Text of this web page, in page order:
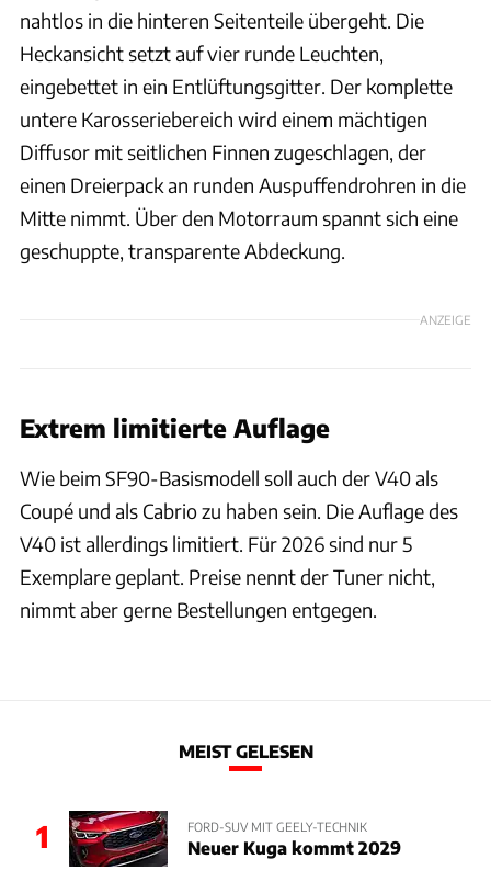
nahtlos in die hinteren Seitenteile übergeht. Die
Heckansicht setzt auf vier runde Leuchten,
eingebettet in ein Entlüftungsgitter. Der komplette
untere Karosseriebereich wird einem mächtigen
Diffusor mit seitlichen Finnen zugeschlagen, der
einen Dreierpack an runden Auspuffendrohren in die
Mitte nimmt. Über den Motorraum spannt sich eine
geschuppte, transparente Abdeckung.
ANZEIGE
Extrem limitierte Auflage
Wie beim SF90-Basismodell soll auch der V40 als
Coupé und als Cabrio zu haben sein. Die Auflage des
V40 ist allerdings limitiert. Für 2026 sind nur 5
Exemplare geplant. Preise nennt der Tuner nicht,
nimmt aber gerne Bestellungen entgegen.
MEIST GELESEN
1 FORD-SUV MIT GEELY-TECHNIK
Neuer Kuga kommt 2029